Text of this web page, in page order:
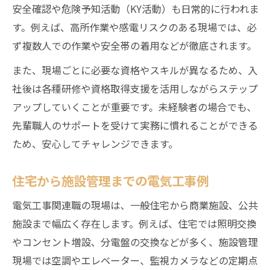
安全確認や危険予知活動（KY活動）も日常的に行われま
す。例えば、高所作業や感電リスクのある現場では、必
ず複数人での作業や安全帯の着用などが徹底されます。
また、現場ごとに必要な資格やスキルが異なるため、入
社後は各種研修や資格取得支援を活用しながらステップ
アップしていくことが重要です。未経験者の場合でも、
先輩職人のサポートを受けて実務に慣れることができる
ため、安心してチャレンジできます。
住宅から施設管理までの電気工事例
電気工事関連職の現場は、一般住宅から商業施設、公共
施設まで幅広く存在します。例えば、住宅では照明交換
やコンセント増設、分電盤の交換などが多く、施設管理
現場では空調やエレベーター、監視カメラなどの定期点